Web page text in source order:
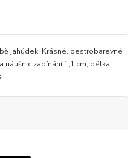
jahůdek. Krásné, pestrobarevné
zapínání 1,1 cm, délka